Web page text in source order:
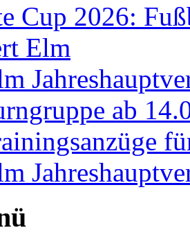
Cup 2026:
Elm
ab